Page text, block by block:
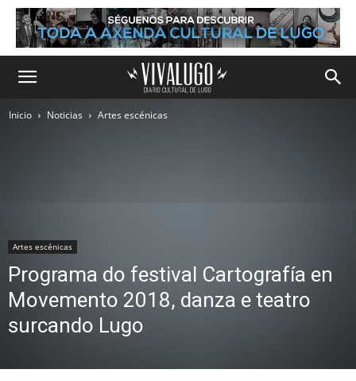
Inicio Noticias Artes escénicas
Artes escénicas
Programa do festival Cartografía en
Movemento 2018, danza e teatro
surcando Lugo